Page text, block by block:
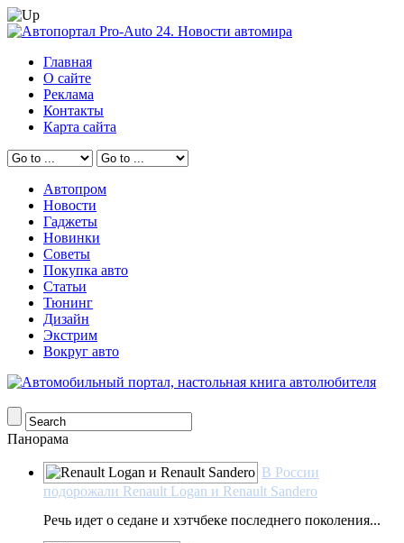
Главная
О сайте
Реклама
Контакты
Карта сайта
Автопром
Новости
Гаджеты
Новинки
Советы
Покупка авто
Статьи
Тюнинг
Дизайн
Экстрим
Вокруг авто
Панорама
В России
подорожали Renault Logan и Renault Sandero
Речь идет о седане и хэтчбеке последнего поколения...